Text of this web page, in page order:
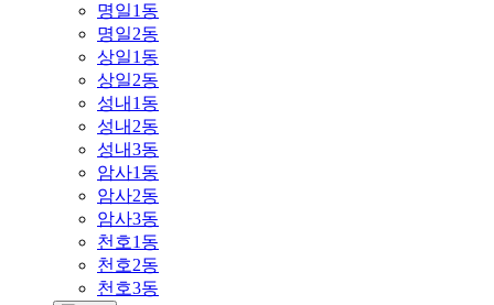
명일1동
명일2동
상일1동
상일2동
성내1동
성내2동
성내3동
암사1동
암사2동
암사3동
천호1동
천호2동
천호3동